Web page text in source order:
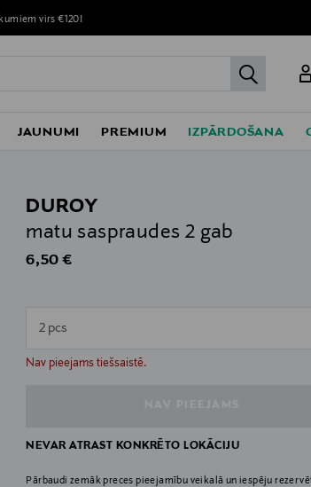
virs €120!
JAUNUMI PREMIUM IZPĀRDOŠANA
DUROY
matu saspraudes 2 gab
Original Price
6,50 €
2 pcs
Nav pieejams tiešsaistē.
null
NEVAR ATRAST KONKRĒTO LOKĀCIJU
Pārbaudi zemāk preces pieejamību veikalā un iespēju